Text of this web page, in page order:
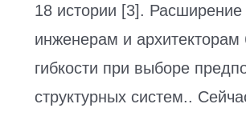
18 истории [3]. Расширение
инженерам и
гибкости при выборе
структурных систем..